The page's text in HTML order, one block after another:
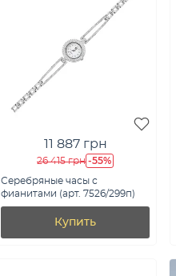
11 887 грн
26 415 грн -55%
Серебряные часы с
фианитами (арт. 7526/299п)
Купить